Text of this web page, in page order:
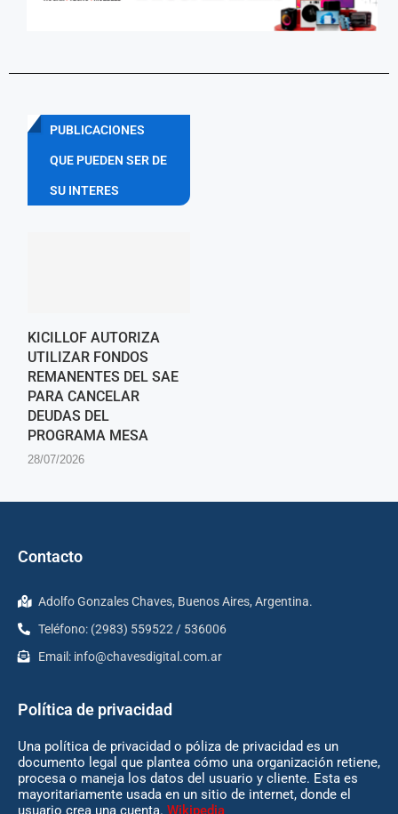
PUBLICACIONES
QUE PUEDEN SER DE
SU INTERES
KICILLOF AUTORIZA
UTILIZAR FONDOS
REMANENTES DEL SAE
PARA CANCELAR
DEUDAS DEL
PROGRAMA MESA
28/07/2026
Contacto
Adolfo Gonzales Chaves, Buenos Aires, Argentina.
Teléfono: (2983) 559522 / 536006
Email: info@chavesdigital.com.ar
Política de privacidad
Una política de privacidad o póliza de privacidad es un
documento legal que plantea cómo una organización retiene,
procesa o maneja los datos del usuario y cliente. Esta es
mayoritariamente usada en un sitio de internet, donde el
usuario crea una cuenta. Wikipedia